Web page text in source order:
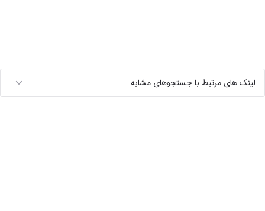
لینک های مرتبط با جستجوهای مشابه